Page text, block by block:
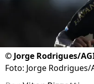
©Jorge Rodrigues/
Foto: Jorge Rodrigues/